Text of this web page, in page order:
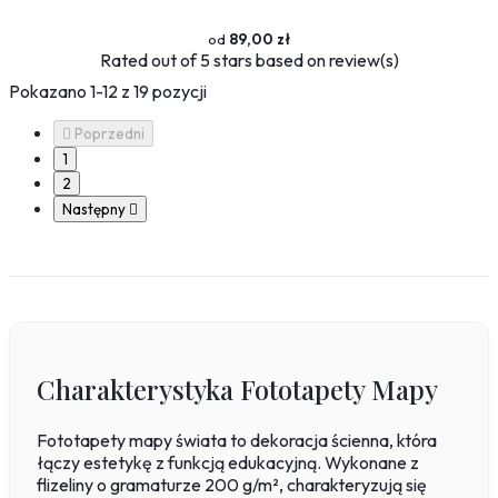
89,00 zł
Ratedout of 5 stars based onreview(s)
Pokazano 1-12 z 19 pozycji
 Poprzedni
1
2
Następny 
Charakterystyka Fototapety Mapy
Fototapety mapy świata to dekoracja ścienna, która
łączy estetykę z funkcją edukacyjną. Wykonane z
flizeliny o gramaturze 200 g/m², charakteryzują się